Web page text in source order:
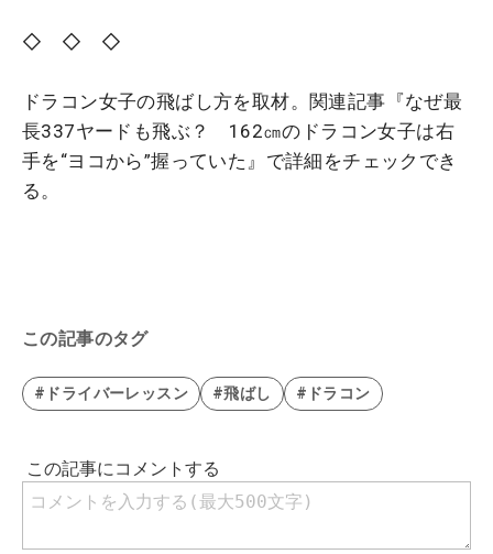
◇ ◇ ◇
ドラコン女子の飛ばし方を取材。関連記事『なぜ最
長337ヤードも飛ぶ？ 162㎝のドラコン女子は右
手を“ヨコから”握っていた』で詳細をチェックでき
る。
この記事のタグ
#ドライバーレッスン #飛ばし #ドラコン